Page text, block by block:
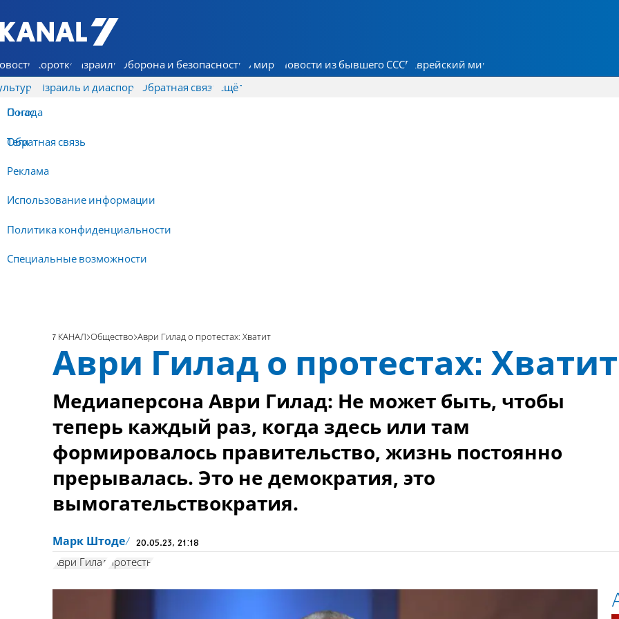
7 КАНАЛ - Аруц Шева
Коротко Израиль Оборона и безопасность В мире Новости из бывшего СССР Еврейский мир
Израиль и диаспора Обратная связь
О нас
Обратная связь
Реклама
Использование информации
Политика конфиденциальности
Специальные возможности
Ещё
Погода
Теги
7 КАНАЛ Общество Аври Гилад о протестах: Хватит
Аври Гилад о протестах: Хватит
Медиаперсона Аври Гилад: Не может быть, чтобы
теперь каждый раз, когда здесь или там
формировалось правительство, жизнь постоянно
прерывалась. Это не демократия, это
вымогательствократия.
Марк Штоде 20.05.23, 21:18
Аври Гилад протесты